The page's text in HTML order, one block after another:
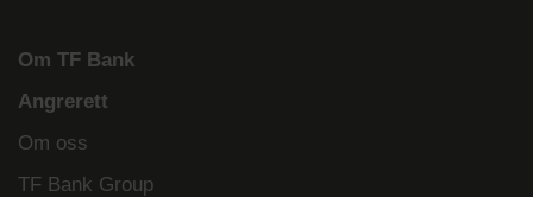
Om TF Bank
Angrerett
Om oss
TF Bank Group